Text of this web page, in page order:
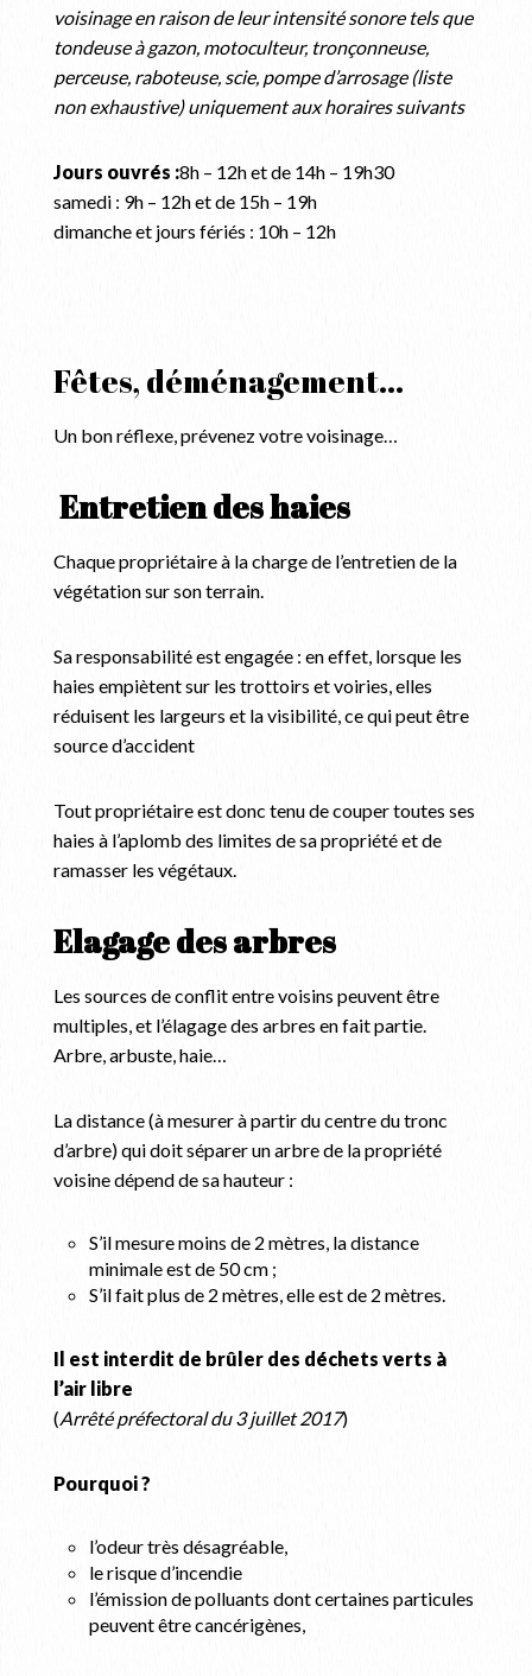
voisinage en raison de leur intensité sonore tels que
tondeuse à gazon, motoculteur, tronçonneuse,
perceuse, raboteuse, scie, pompe d’arrosage (liste
non exhaustive) uniquement aux horaires suivants
Jours ouvrés :8h – 12h et de 14h – 19h30
samedi : 9h – 12h et de 15h – 19h
dimanche et jours fériés : 10h – 12h
Fêtes, déménagement…
Un bon réflexe, prévenez votre voisinage…
Entretien des haies
Chaque propriétaire à la charge de l’entretien de la
végétation sur son terrain.
Sa responsabilité est engagée : en effet, lorsque les
haies empiètent sur les trottoirs et voiries, elles
réduisent les largeurs et la visibilité, ce qui peut être
source d’accident
Tout propriétaire est donc tenu de couper toutes ses
haies à l’aplomb des limites de sa propriété et de
ramasser les végétaux.
Elagage des arbres
Les sources de conflit entre voisins peuvent être
multiples, et l’élagage des arbres en fait partie.
Arbre, arbuste, haie…
La distance (à mesurer à partir du centre du tronc
d’arbre) qui doit séparer un arbre de la propriété
voisine dépend de sa hauteur :
S’il mesure moins de 2 mètres, la distance
minimale est de 50 cm ;
S’il fait plus de 2 mètres, elle est de 2 mètres.
Il est interdit de brûler des déchets verts à
l’air libre
(Arrêté préfectoral du 3 juillet 2017)
Pourquoi ?
l’odeur très désagréable,
le risque d’incendie
l’émission de polluants dont certaines particules
peuvent être cancérigènes,